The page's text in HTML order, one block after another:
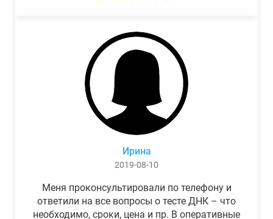
Ирина
2019-08-10
Меня проконсультировали по телефону и
ответили на все вопросы о тесте ДНК – что
необходимо, сроки, цена и пр. В оперативные